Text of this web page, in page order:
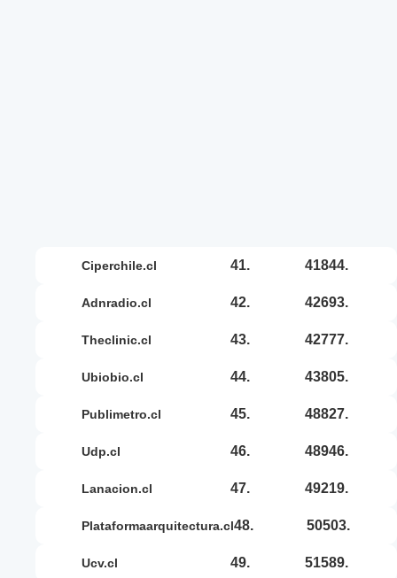
ciperchile.cl 41. 41844.
adnradio.cl 42. 42693.
theclinic.cl 43. 42777.
ubiobio.cl 44. 43805.
publimetro.cl 45. 48827.
udp.cl 46. 48946.
lanacion.cl 47. 49219.
plataformaarquitectura.cl48. 50503.
ucv.cl 49. 51589.